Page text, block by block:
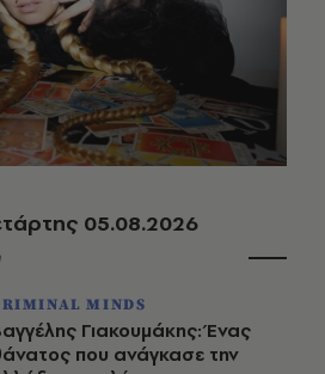
05.08.2026
MINDS
Γιακουμάκης: Ένας
που ανάγκασε την